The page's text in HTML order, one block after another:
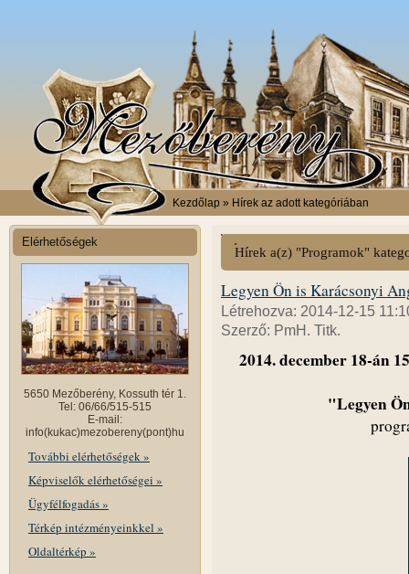
Kezdőlap » Hírek az adott kategóriában
Elérhetőségek
5650 Mezőberény, Kossuth tér 1.
Tel: 06/66/515-515
E-mail:
info(kukac)mezobereny(pont)hu
További elérhetőségek »
Képviselők elérhetőségei »
Ügyfélfogadás »
Térkép intézményeinkkel »
Oldaltérkép »
Hírek a(z) "Programok"
Legyen Ön is Karácsonyi
Létrehozva: 2014-12-15
Szerző: PmH. Titk.
2014. december 18-án
"Legyen